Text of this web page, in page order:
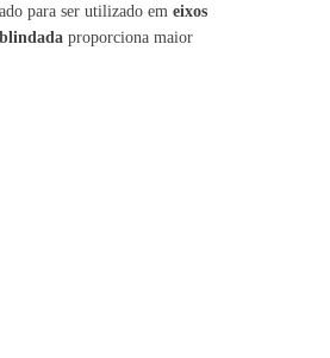
para ser utilizado em eixos
proporciona maior